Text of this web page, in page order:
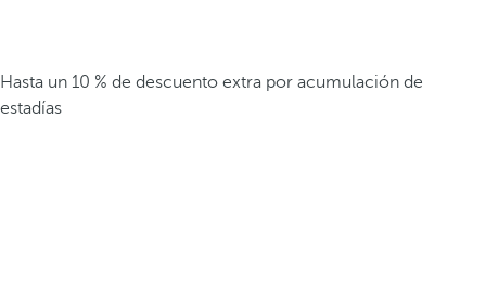
Hasta un 10 % de descuento extra por acumulación de
estadías